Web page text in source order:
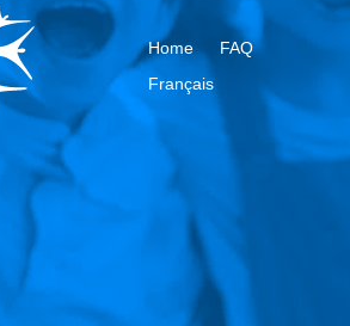
Home
FAQ
Français